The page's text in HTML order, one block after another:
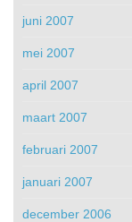
juni 2007
mei 2007
april 2007
maart 2007
februari 2007
januari 2007
december 2006